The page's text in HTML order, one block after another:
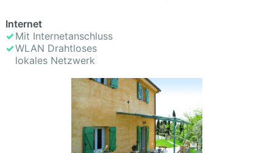
Internet
Mit Internetanschluss
WLAN Drahtloses
lokales Netzwerk